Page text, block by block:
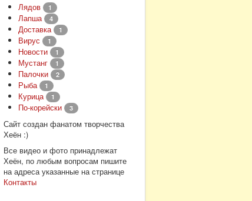
Лядов
1
Лапша 4
Доставка 1
Вирус 1
Новости 1
Мустанг 1
Палочки 2
Рыба 1
Курица 1
По-корейски 3
Сайт создан фанатом творчества
Хеён :)
Все видео и фото принадлежат
Хеён, по любым вопросам пишите
на адреса указанные на странице
Контакты